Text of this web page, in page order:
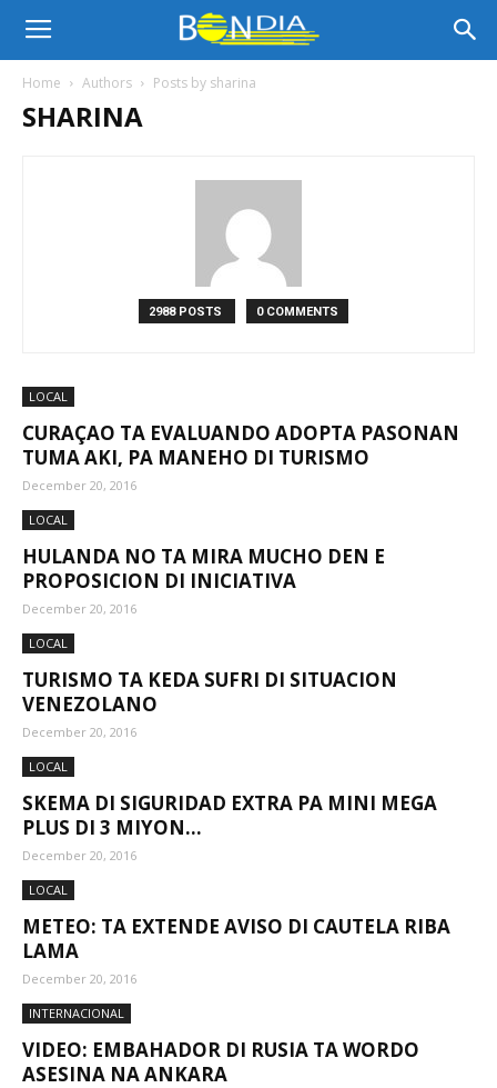
Bon
Dia
Noticia
Aruba
Home Authors Posts by sharina
SHARINA
2988 POSTS 0 COMMENTS
LOCAL
CURAÇAO TA EVALUANDO ADOPTA PASONAN
TUMA AKI, PA MANEHO DI TURISMO
December 20, 2016
LOCAL
HULANDA NO TA MIRA MUCHO DEN E
PROPOSICION DI INICIATIVA
December 20, 2016
LOCAL
TURISMO TA KEDA SUFRI DI SITUACION
VENEZOLANO
December 20, 2016
LOCAL
SKEMA DI SIGURIDAD EXTRA PA MINI MEGA
PLUS DI 3 MIYON...
December 20, 2016
LOCAL
METEO: TA EXTENDE AVISO DI CAUTELA RIBA
LAMA
December 20, 2016
INTERNACIONAL
VIDEO: EMBAHADOR DI RUSIA TA WORDO
ASESINA NA ANKARA